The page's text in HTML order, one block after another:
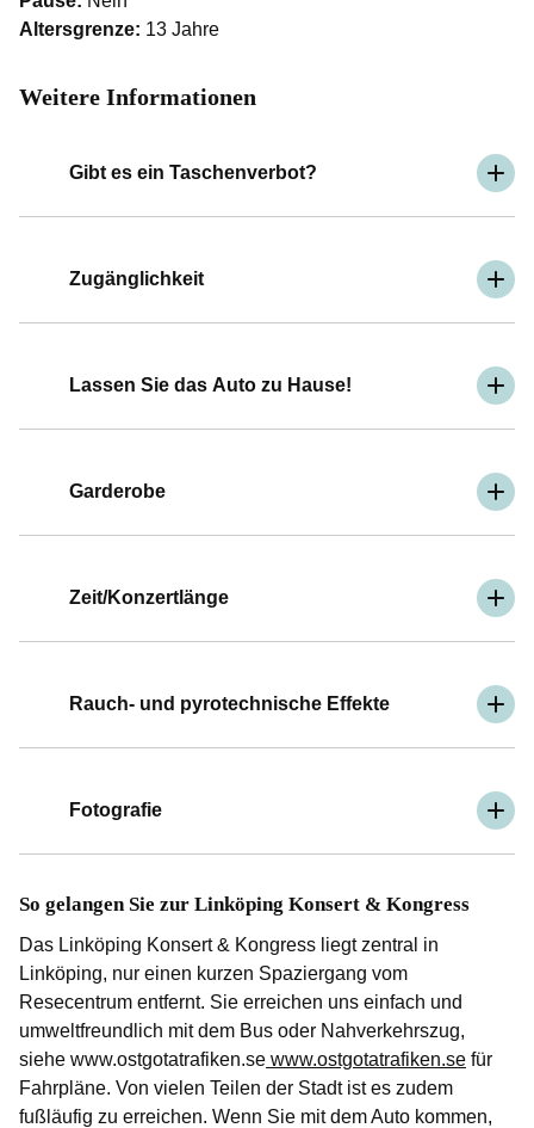
Altersgrenze: 13 Jahre
Weitere Informationen
Gibt es ein Taschenverbot?
Zugänglichkeit
Lassen Sie das Auto zu Hause!
Garderobe
Zeit/Konzertlänge
Rauch- und pyrotechnische Effekte
Fotografie
So gelangen Sie zur Linköping Konsert & Kongress
Das Linköping Konsert & Kongress liegt zentral in
Linköping, nur einen kurzen Spaziergang vom
Resecentrum entfernt. Sie erreichen uns einfach und
umweltfreundlich mit dem Bus oder Nahverkehrszug,
siehe www.ostgotatrafiken.se www.ostgotatrafiken.se für
Fahrpläne. Von vielen Teilen der Stadt ist es zudem
fußläufig zu erreichen. Wenn Sie mit dem Auto kommen,